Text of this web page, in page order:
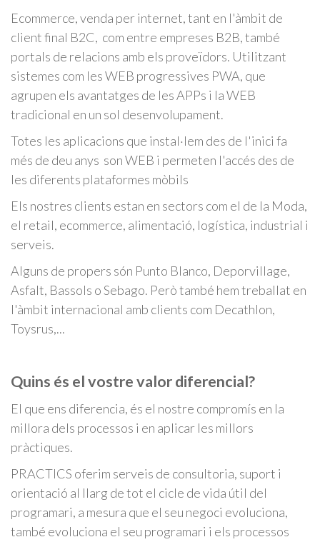
Ecommerce, venda per internet, tant en l'àmbit de
client final B2C, com entre empreses B2B, també
portals de relacions amb els proveïdors. Utilitzant
sistemes com les WEB progressives PWA, que
agrupen els avantatges de les APPs i la WEB
tradicional en un sol desenvolupament.
Totes les aplicacions que instal·lem des de l'inici fa
més de deu anys son WEB i permeten l'accés des de
les diferents plataformes mòbils
Els nostres clients estan en sectors com el de la Moda,
el retail, ecommerce, alimentació, logística, industrial i
serveis.
Alguns de propers són Punto Blanco, Deporvillage,
Asfalt, Bassols o Sebago. Però també hem treballat en
l'àmbit internacional amb clients com Decathlon,
Toysrus,...
Quins és el vostre valor diferencial?
El que ens diferencia, és el nostre compromís en la
millora dels processos i en aplicar les millors
pràctiques.
PRACTICS oferim serveis de consultoria, suport i
orientació al llarg de tot el cicle de vida útil del
programari, a mesura que el seu negoci evoluciona,
també evoluciona el seu programari i els processos